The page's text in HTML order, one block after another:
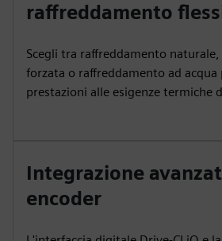
raffreddamento
Scegli tra raffreddamento
forzata o raffreddamento ad acqua
prestazioni alle esigenze termiche
Integrazione
encoder